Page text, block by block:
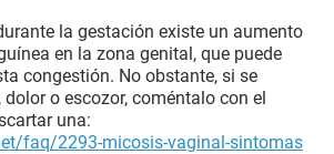
la gestación existe un aumento
en la zona genital, que puede
congestión. No obstante, si se
o escozor, coméntalo con el
una:
faq/2293-micosis-vaginal-sintomas